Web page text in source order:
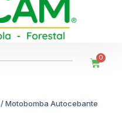
0
/ Motobomba Autocebante